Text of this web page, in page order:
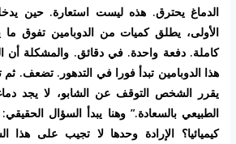
الدماغ يحترق. هذه ليست استعارة. حين
الأولى، يطلق كميات من الدوبامين تفوق ما
كاملة. دفعة واحدة. في دقائق. والمشكلة أن
هذا الدوبامين تبدأ فورا في التدهور. تضعف.
يقرر الشخص التوقف عن الشابو، لا يجد
الطبيعي بالسعادة.” وهنا يبدأ السؤال
كيميائيا؟ الإرادة وحدها لا تجيب على هذا